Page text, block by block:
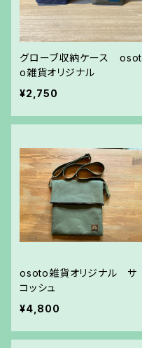
グローブ収納ケース osot
o雑貨オリジナル
¥2,750
osoto雑貨オリジナル サ
コッシュ
¥4,800